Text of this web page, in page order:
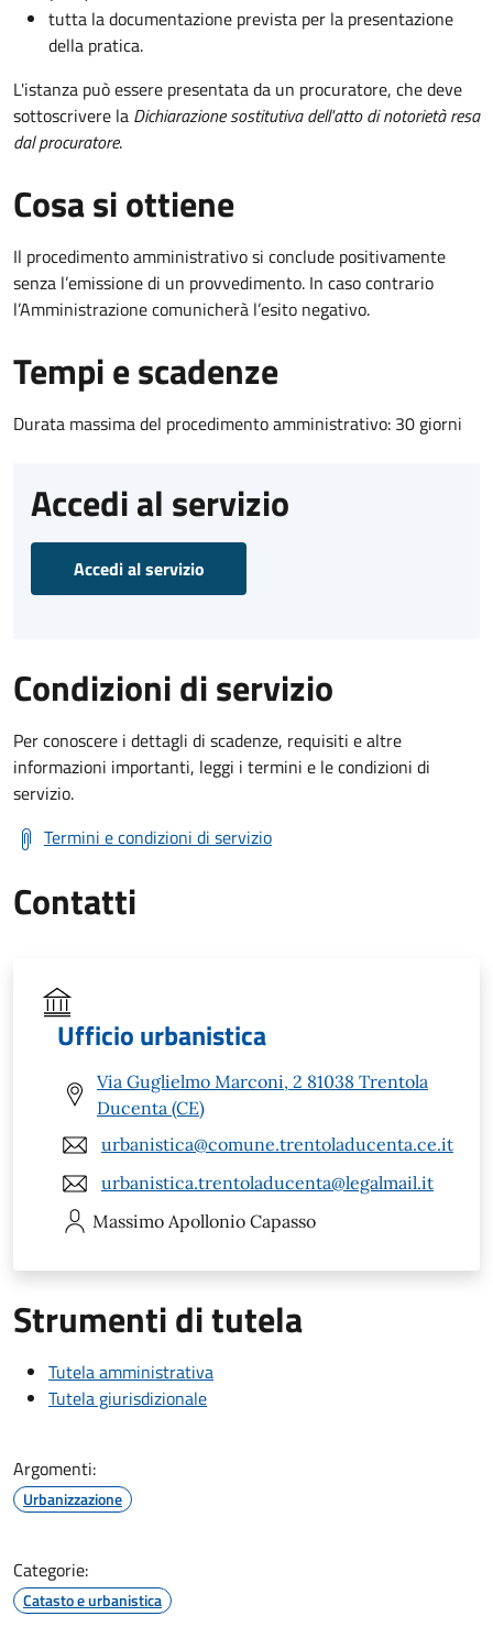
tutta la documentazione prevista per la presentazione
della pratica.
L'istanza può essere presentata da un procuratore, che deve
sottoscrivere la Dichiarazione sostitutiva dell'atto di notorietà resa
dal procuratore.
Cosa si ottiene
Il procedimento amministrativo si conclude positivamente
senza l’emissione di un provvedimento. In caso contrario
l’Amministrazione comunicherà l’esito negativo.
Tempi e scadenze
Durata massima del procedimento amministrativo: 30 giorni
Accedi al servizio
Accedi al servizio
Condizioni di servizio
Per conoscere i dettagli di scadenze, requisiti e altre
informazioni importanti, leggi i termini e le condizioni di
servizio.
Termini e condizioni di servizio
Contatti
Ufficio urbanistica
Via Guglielmo Marconi, 2 81038 Trentola
Ducenta (CE)
urbanistica@comune.trentoladucenta.ce.it
urbanistica.trentoladucenta@legalmail.it
Massimo Apollonio Capasso
Strumenti di tutela
Tutela amministrativa
Tutela giurisdizionale
Argomenti:
Urbanizzazione
Categorie:
Catasto e urbanistica